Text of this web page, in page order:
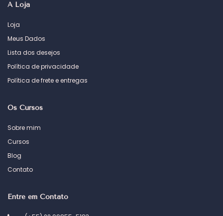
A Loja
Loja
Meus Dados
Lista dos desejos
Política de privacidade
Política de frete e entregas
Os Cursos
Sobre mim
Cursos
Blog
Contato
Entre em Contato